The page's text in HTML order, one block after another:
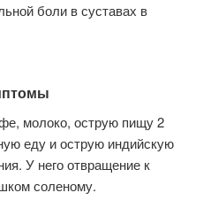
боли в суставах в
молоко, острую пищу 2
еду и острую индийскую
У него отвращение к
соленому.